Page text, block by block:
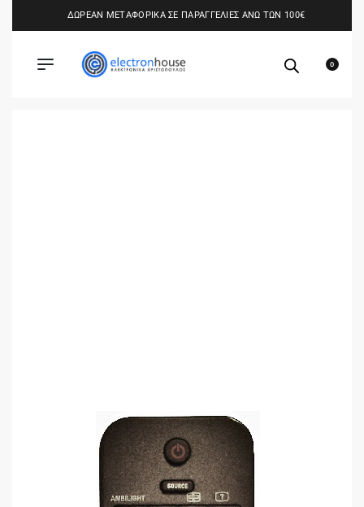
ΔΩΡΕΑΝ ΜΕΤΑΦΟΡΙΚΑ ΣΕ ΠΑΡΑΓΓΕΛΙΕΣ ΑΝΩ ΤΩΝ 100€
0